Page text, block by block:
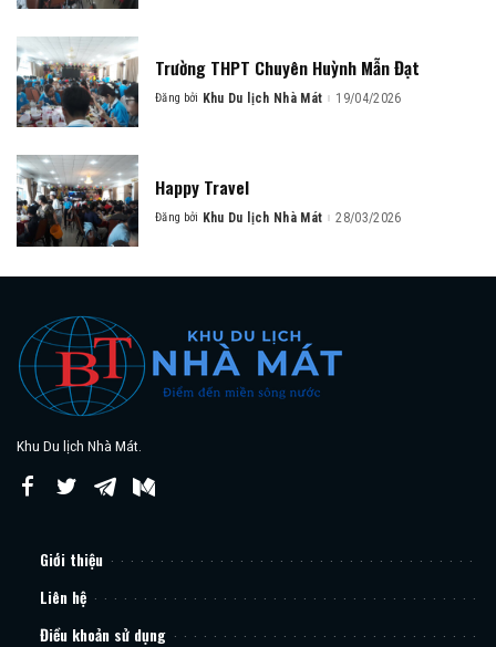
Trường THPT Chuyên Huỳnh Mẫn Đạt
Posted
Đăng bởi Khu Du lịch Nhà Mát 19/04/2026
Happy Travel
Posted
Đăng bởi Khu Du lịch Nhà Mát 28/03/2026
Khu Du lịch Nhà Mát.
Giới thiệu
Liên hệ
Điều khoản sử dụng